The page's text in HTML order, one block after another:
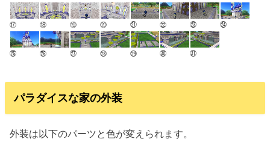
⑰ ⑱ ⑲ ⑳ ㉑ ㉒ ㉓ ㉔
㉕ ㉖ ㉗ ㉘ ㉙ ㉚ ㉛
パラダイスな家の外装
外装は以下のパーツと色が変えられます。